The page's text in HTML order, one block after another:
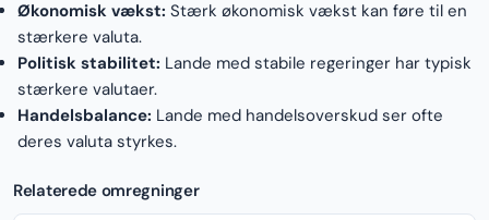
Økonomisk vækst: Stærk økonomisk vækst kan føre til en
stærkere valuta.
Politisk stabilitet: Lande med stabile regeringer har typisk
stærkere valutaer.
Handelsbalance: Lande med handelsoverskud ser ofte
deres valuta styrkes.
Relaterede omregninger